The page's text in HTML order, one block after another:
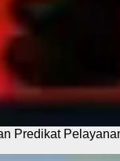
Predikat